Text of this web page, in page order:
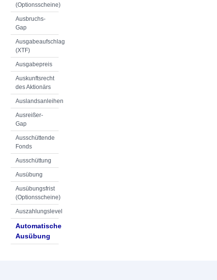
(Optionsscheine)
Ausbruchs-
Gap
Ausgabeaufschlag
(XTF)
Ausgabepreis
Auskunftsrecht
des Aktionärs
Auslandsanleihen
Ausreißer-
Gap
Ausschüttende
Fonds
Ausschüttung
Ausübung
Ausübungsfrist
(Optionsscheine)
Auszahlungslevel
Automatische
Ausübung